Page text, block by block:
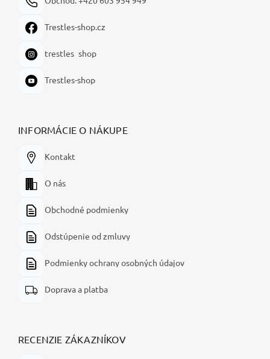
Trestles-shop.cz
trestles_shop
Trestles-shop
INFORMÁCIE O NÁKUPE
Kontakt
O nás
Obchodné podmienky
Odstúpenie od zmluvy
Podmienky ochrany osobných údajov
Doprava a platba
RECENZIE ZÁKAZNÍKOV